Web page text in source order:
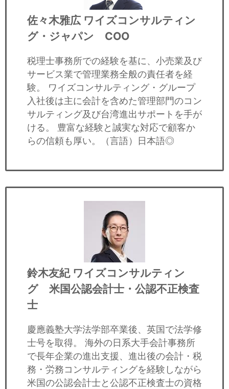
佐々木雅広 ワイズコンサルティン
グ・ジャパン COO
税理士事務所での経験を基に、小売業及び
サービス業で管理業務全般の責任者を経
験。 ワイズコンサルティング・グループ
入社後は主に会計を含めた管理部門のコン
サルティング及び台湾進出サポートを手が
ける。 豊富な経験と誠実な対応で顧客か
らの信頼も厚い。（言語）日本語◎
鈴木友紀 ワイズコンサルティン
グ 米国公認会計士・公認不正検査
士
慶應義塾大学法学部卒業後、英国で法学修
士号を取得。 海外の日系大手会計事務所
で長年企業の進出支援、進出後の会計・税
務・労務コンサルティングを経験しながら
米国の公認会計士と公認不正検査士の資格